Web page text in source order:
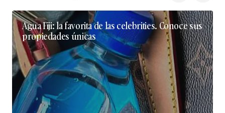
Agua Fiji: la favorita de las celebrities. Conoce sus
propiedades únicas